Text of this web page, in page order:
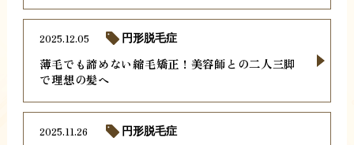
薄毛でも諦めない縮毛矯正！美容師との二人三脚
で理想の髪へ
2025.12.05 円形脱毛症
2025.11.26 円形脱毛症